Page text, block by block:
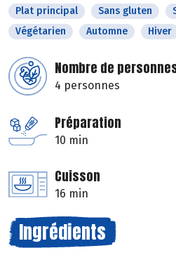
Plat principal Sans gluten
Végétarien
Automne Hiver
Nombre de
4 personnes
Préparation
10 min
Cuisson
16 min
Ingrédients